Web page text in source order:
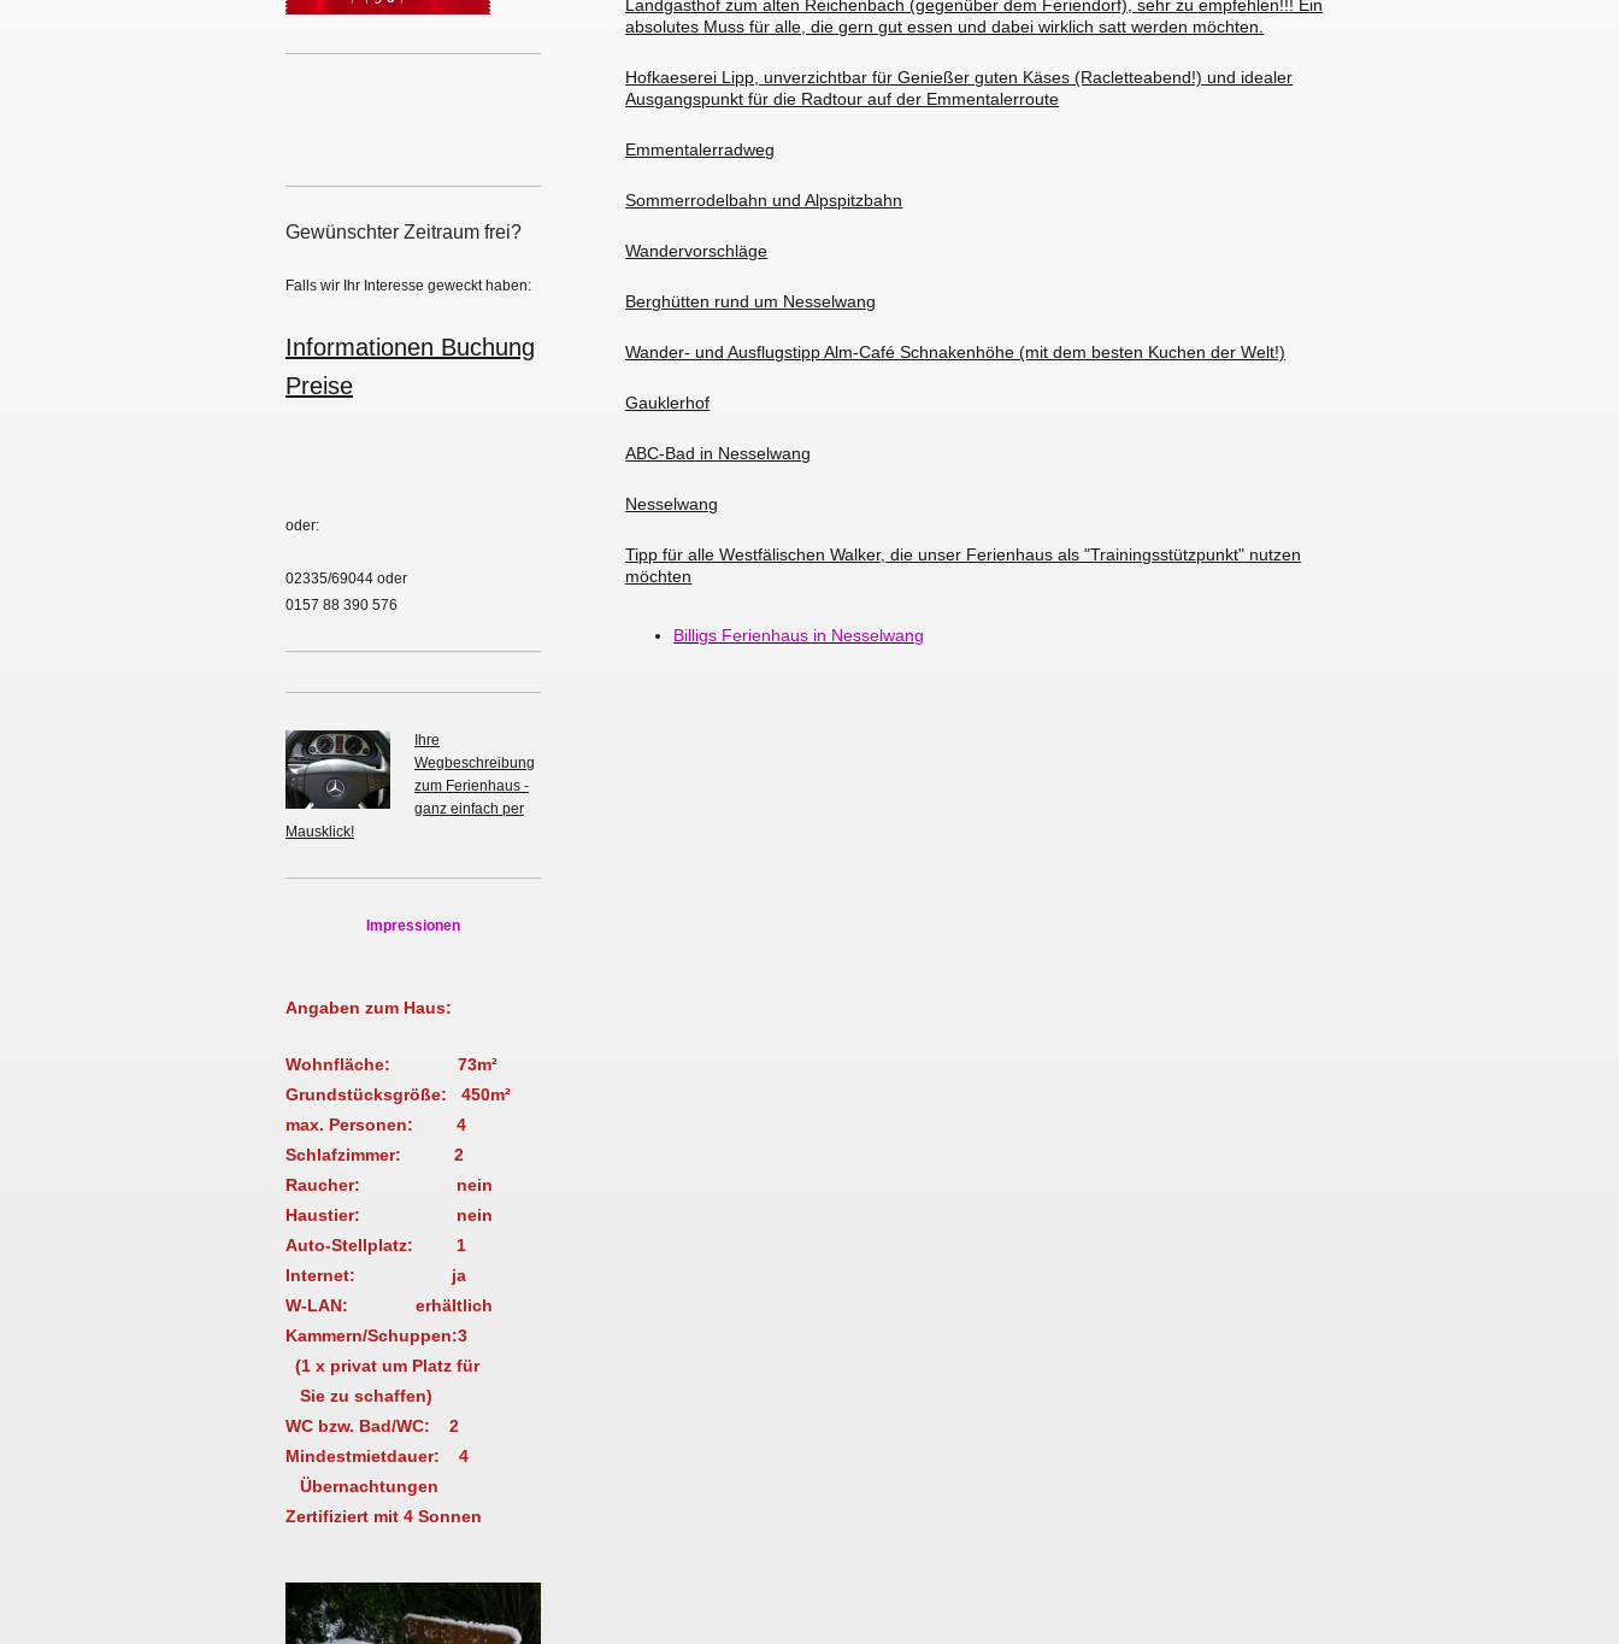
Landgasthof zum alten Reichenbach (gegenüber dem Feriendorf), sehr zu empfehlen!!! Ein
absolutes Muss für alle, die gern gut essen und dabei wirklich satt werden möchten.
Hofkaeserei Lipp, unverzichtbar für Genießer guten Käses (Racletteabend!) und idealer
Ausgangspunkt für die Radtour auf der Emmentalerroute
Emmentalerradweg
Sommerrodelbahn und Alpspitzbahn
Wandervorschläge
Berghütten rund um Nesselwang
Wander- und Ausflugstipp Alm-Café Schnakenhöhe (mit dem besten Kuchen der Welt!)
Gauklerhof
ABC-Bad in Nesselwang
Nesselwang
Tipp für alle Westfälischen Walker, die unser Ferienhaus als "Trainingsstützpunkt" nutzen
möchten
Billigs Ferienhaus in Nesselwang
Gewünschter Zeitraum frei?
Falls wir Ihr Interesse geweckt haben:
Informationen Buchung
Preise
oder:
02335/69044 oder
0157 88 390 576
Ihre
Wegbeschreibung
zum Ferienhaus -
ganz einfach per
Mausklick!
Impressionen
Angaben zum Haus:
Wohnfläche: 73m²
Grundstücksgröße: 450m²
max. Personen: 4
Schlafzimmer: 2
Raucher: nein
Haustier: nein
Auto-Stellplatz: 1
Internet: ja
W-LAN: erhältlich
Kammern/Schuppen: 3
(1 x privat um Platz für
Sie zu schaffen)
WC bzw. Bad/WC: 2
Mindestmietdauer: 4
Übernachtungen
Zertifiziert mit 4 Sonnen